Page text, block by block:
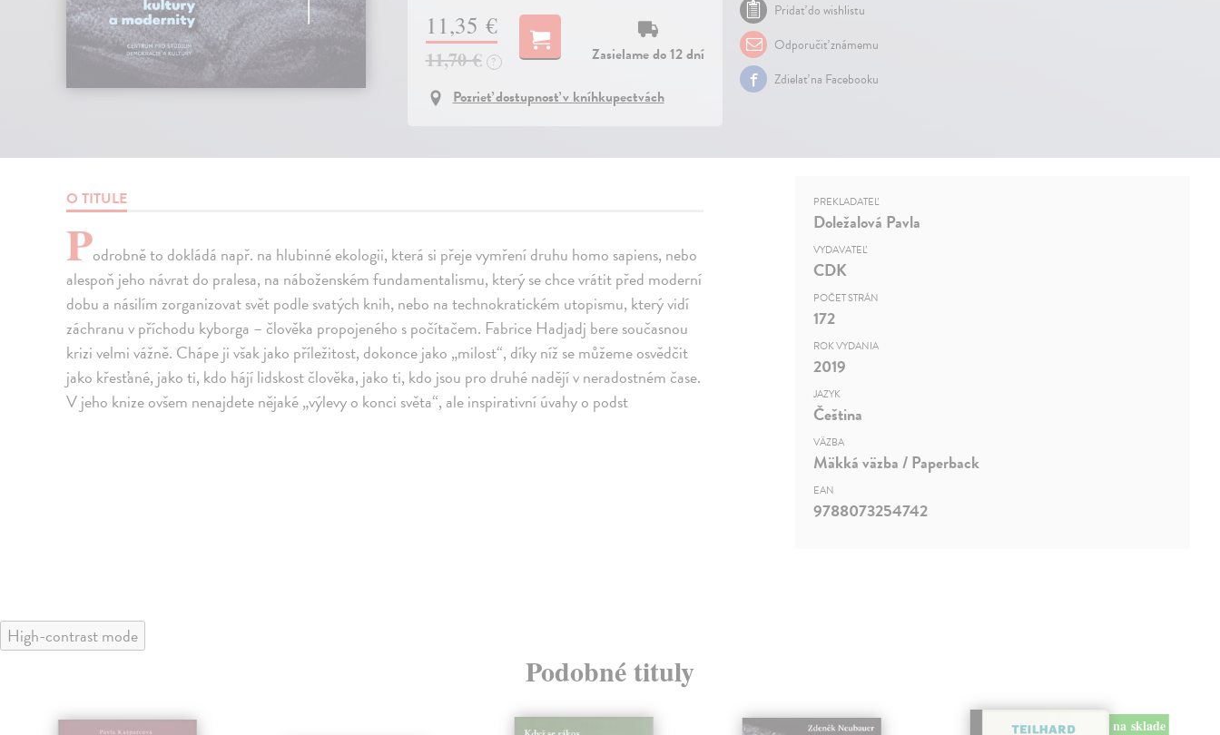
11,35 €
11,70 € ?
Zasielame do 12 dní
Pozrieť dostupnosť v kníhkupectvách
Pridať do wishlistu
Odporučiť známemu
Zdielať na Facebooku
O TITULE
Podrobně to dokládá např. na hlubinné ekologii, která si přeje vymření druhu homo sapiens, nebo
alespoň jeho návrat do pralesa, na náboženském fundamentalismu, který se chce vrátit před moderní
dobu a násilím zorganizovat svět podle svatých knih, nebo na technokratickém utopismu, který vidí
záchranu v příchodu kyborga – člověka propojeného s počítačem. Fabrice Hadjadj bere současnou
krizi velmi vážně. Chápe ji však jako příležitost, dokonce jako „milost“, díky níž se můžeme osvědčit
jako křesťané, jako ti, kdo hájí lidskost člověka, jako ti, kdo jsou pro druhé nadějí v neradostném čase.
V jeho knize ovšem nenajdete nějaké „výlevy o konci světa“, ale inspirativní úvahy o podst
PREKLADATEĽ
Doležalová Pavla
VYDAVATEĽ
CDK
POČET STRÁN
172
ROK VYDANIA
2019
JAZYK
Čeština
VÄZBA
Mäkká väzba / Paperback
EAN
9788073254742
High-contrast mode
Podobné tituly
na sklade